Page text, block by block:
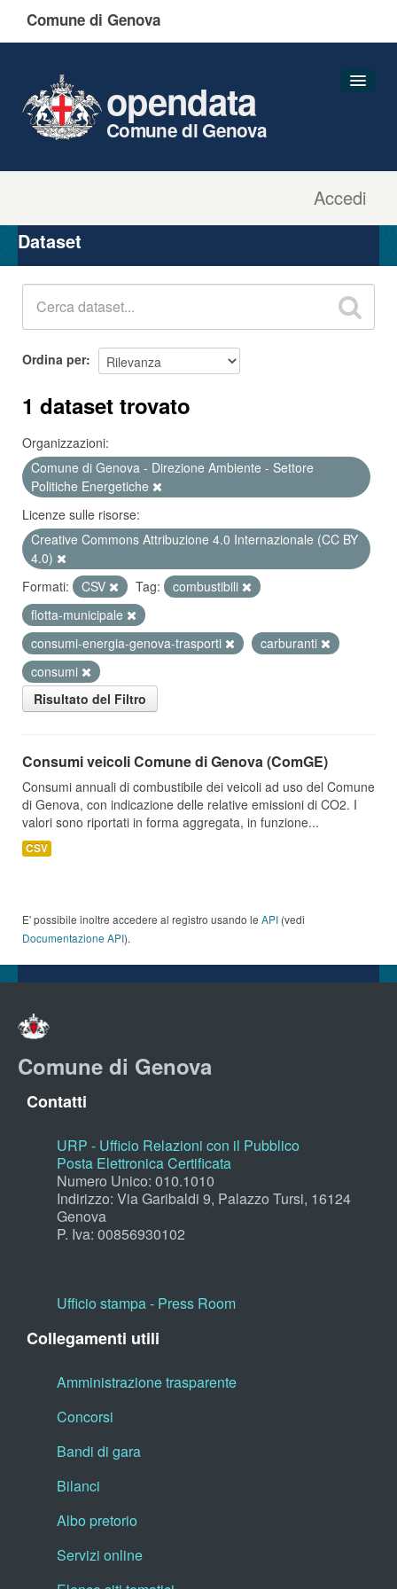
Comune di Genova
Accedi
opendata
Comune di Genova
Organizzazioni
Gruppi
Dataset
Ordina per
1 dataset trovato
Organizzazioni:
Comune di Genova - Direzione Ambiente - Settore
Politiche Energetiche
Licenze sulle risorse:
Creative Commons Attribuzione 4.0 Internazionale (CC BY
4.0)
Formati:
CSV Tag:
combustibili
flotta-municipale
consumi-energia-genova-trasporti
carburanti
consumi
Risultato del Filtro
Consumi veicoli Comune di Genova (ComGE)
Consumi annuali di combustibile dei veicoli ad uso del Comune
di Genova, con indicazione delle relative emissioni di CO2. I
valori sono riportati in forma aggregata, in funzione...
CSV
E' possibile inoltre accedere al registro usando le API (vedi
Documentazione API).
Comune di Genova
Contatti
URP - Ufficio Relazioni con il Pubblico
Posta Elettronica Certificata
Numero Unico: 010.1010
Indirizzo: Via Garibaldi 9, Palazzo Tursi, 16124
Genova
P. Iva: 00856930102
Ufficio stampa - Press Room
Collegamenti utili
Amministrazione trasparente
Concorsi
Bandi di gara
Bilanci
Albo pretorio
Servizi online